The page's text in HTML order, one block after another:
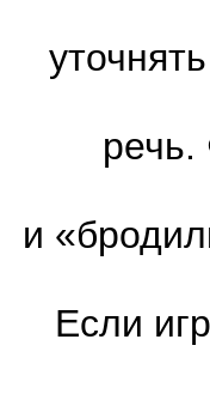
и
Если